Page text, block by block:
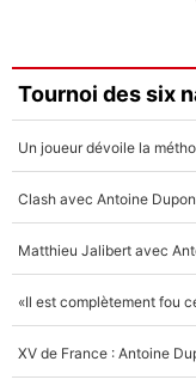
Faris Moumbagna
5%
Un autre joueur
5%
Tournoi des six